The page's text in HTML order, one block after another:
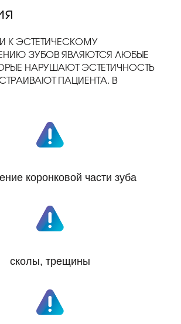
К ЭСТЕТИЧЕСКОМУ
ЗУБОВ ЯВЛЯЮТСЯ ЛЮБЫЕ
НАРУШАЮТ ЭСТЕТИЧНОСТЬ
ПАЦИЕНТА. В
коронковой части зуба
сколы, трещины